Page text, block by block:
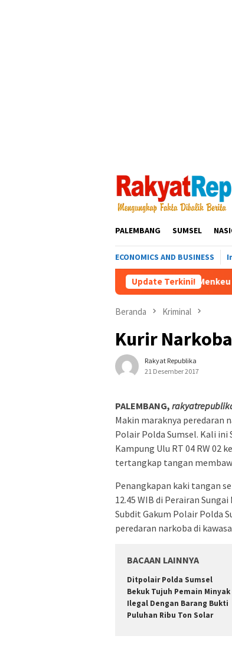
PALEMBANG SUMSEL
ECONOMICS AND BUSINESS
Update Terkini!
Merah Putih Rp240 Triliun, Menkeu Purbaya: Cicilan
Beranda Kriminal
Kurir
Rakyat Republika
21 Desember 2017
PALEMBANG,
Makin maraknya peredaran
Polair Polda Sumsel. Kali ini
Kampung Ulu RT 04 RW 02
tertangkap tangan
Penangkapan kaki tangan
12.45 WIB di Perairan
Subdit Gakum Polair Polda
peredaran narkoba di
BACAAN LAINNYA
Ditpolair Polda Sumsel
Bekuk Tujuh Pemain Minyak
Ilegal Dengan Barang Bukti
Puluhan Ribu Ton Solar